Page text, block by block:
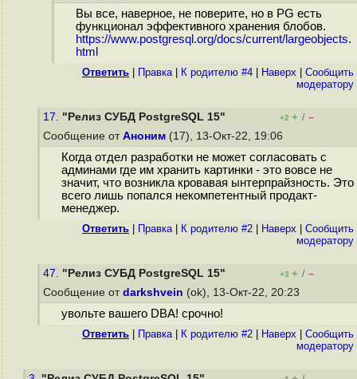
Вы все, наверное, не поверите, но в PG есть
функционал эффективного хранения блобов.
https://www.postgresql.org/docs/current/largeobjects.
html
Ответить Правка| К родителю #4 Наверх
Cообщить
модератору
17. "Релиз СУБД PostgreSQL 15" +2 + / –
Сообщение от Аноним (17), 13-Окт-22, 19:06
Когда отдел разработки не может согласовать с
админами где им хранить картинки - это вовсе не
значит, что возникла кровавая ынтерпрайзность. Это
всего лишь попался некомпетентный продакт-
менеджер.
Ответить Правка| К родителю #2 Наверх
Cообщить
модератору
47. "Релиз СУБД PostgreSQL 15" +3 + / –
Сообщение от darkshvein (ok), 13-Окт-22, 20:23
увольте вашего DBA! срочно!
Ответить Правка| К родителю #2 Наверх
Cообщить
модератору